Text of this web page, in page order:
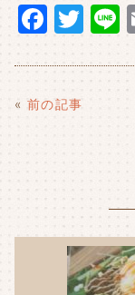
F
c
e
T
it
« 前の記事